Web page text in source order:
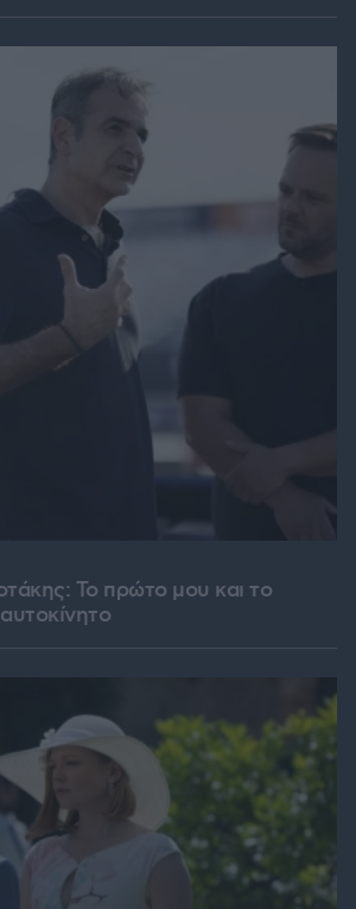
Το πρώτο μου και το